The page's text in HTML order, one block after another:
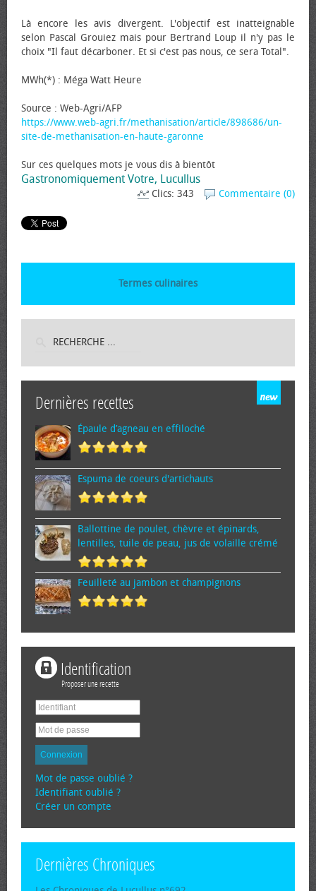
Là encore les avis divergent. L'objectif est inatteignable
selon Pascal Grouiez mais pour Bertrand Loup il n'y pas le
choix "Il faut décarboner. Et si c'est pas nous, ce sera Total".
MWh(*) : Méga Watt Heure
Source : Web-Agri/AFP
https://www.web-agri.fr/methanisation/article/898686/un-
site-de-methanisation-en-haute-garonne
Sur ces quelques mots je vous dis à bientôt
Gastronomiquement Votre, Lucullus
Commentaire (0)
Clics: 343
Termes culinaires
Dernières recettes
Épaule d’agneau en effiloché
Espuma de cœurs d'artichauts
Ballottine de poulet, chèvre et épinards,
lentilles, tuile de peau, jus de volaille crémé
Feuilleté au jambon et champignons
Identification
Proposer une recette
Connexion
Mot de passe oublié ?
Identifiant oublié ?
Créer un compte
Dernières Chroniques